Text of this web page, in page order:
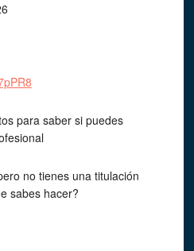
para saber si puedes
no tienes una titulación
sabes hacer?